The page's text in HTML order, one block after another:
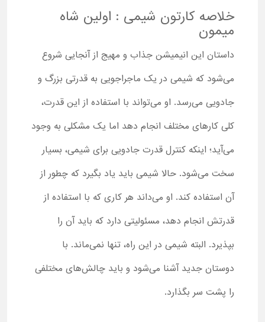
خلاصه کارتون شیمی : اولین شاه
میمون
داستان این انیمیشن جذاب و مهیج از آنجایی شروع
می‌شود که شیمی در یک ماجراجویی به قدرتی بزرگ و
جادویی می‌رسد. او می‌تواند با استفاده از این قدرت،
کلی کارهای مختلف انجام دهد اما یک مشکلی به وجود
می‌‌آید؛ اینکه کنترل قدرت جادویی برای شیمی، بسیار
سخت می‌شود. حالا شیمی باید یاد بگیرد که چطور از
آن استفاده کند. او می‌داند هر کاری که با استفاده از
قدرتش انجام دهد، مسئولیتی دارد که باید آن را
بپذیرد. البته شیمی در این راه، تنها نمی‌ماند. با
دوستان جدید آشنا می‌شود و باید چالش‌های مختلفی
را پشت سر بگذارد.